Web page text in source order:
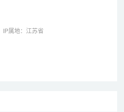
IP属地：江苏省